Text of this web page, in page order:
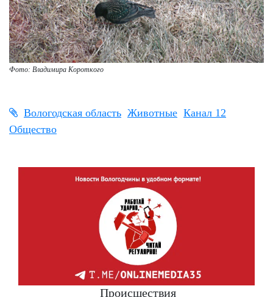
Фото: Владимира Короткого
Вологодская область Животные Канал 12
Общество
Происшествия